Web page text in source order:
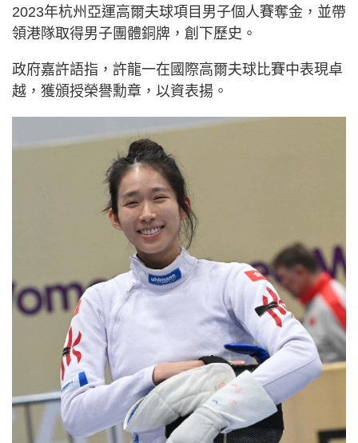
2023年杭州亞運高爾夫球項目男子個人賽奪金，並帶
領港隊取得男子團體銅牌，創下歷史。
政府嘉許語指，許龍一在國際高爾夫球比賽中表現卓
越，獲頒授榮譽勳章，以資表揚。